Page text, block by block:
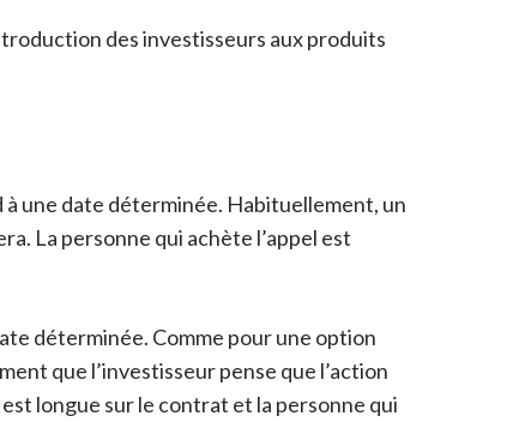
des investisseurs aux produits
à une date déterminée. Habituellement, un
La personne qui achète l’appel est
déterminée. Comme pour une option
que l’investisseur pense que l’action
longue sur le contrat et la personne qui